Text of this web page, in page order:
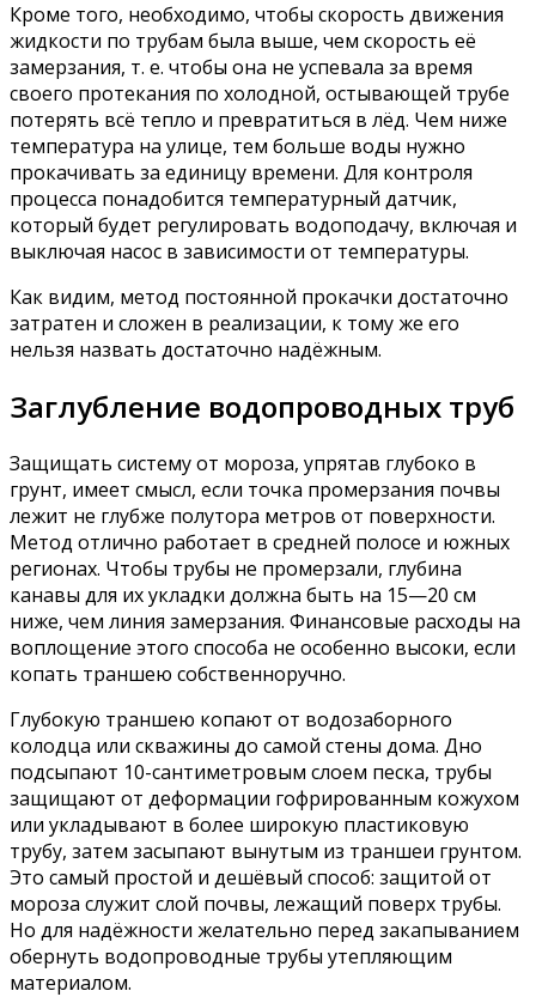
Кроме того, необходимо, чтобы скорость движения
жидкости по трубам была выше, чем скорость её
замерзания, т. е. чтобы она не успевала за время
своего протекания по холодной, остывающей трубе
потерять всё тепло и превратиться в лёд. Чем ниже
температура на улице, тем больше воды нужно
прокачивать за единицу времени. Для контроля
процесса понадобится температурный датчик,
который будет регулировать водоподачу, включая и
выключая насос в зависимости от температуры.
Как видим, метод постоянной прокачки достаточно
затратен и сложен в реализации, к тому же его
нельзя назвать достаточно надёжным.
Заглубление водопроводных труб
Защищать систему от мороза, упрятав глубоко в
грунт, имеет смысл, если точка промерзания почвы
лежит не глубже полутора метров от поверхности.
Метод отлично работает в средней полосе и южных
регионах. Чтобы трубы не промерзали, глубина
канавы для их укладки должна быть на 15—20 см
ниже, чем линия замерзания. Финансовые расходы на
воплощение этого способа не особенно высоки, если
копать траншею собственноручно.
Глубокую траншею копают от водозаборного
колодца или скважины до самой стены дома. Дно
подсыпают 10-сантиметровым слоем песка, трубы
защищают от деформации гофрированным кожухом
или укладывают в более широкую пластиковую
трубу, затем засыпают вынутым из траншеи грунтом.
Это самый простой и дешёвый способ: защитой от
мороза служит слой почвы, лежащий поверх трубы.
Но для надёжности желательно перед закапыванием
обернуть водопроводные трубы утепляющим
материалом.